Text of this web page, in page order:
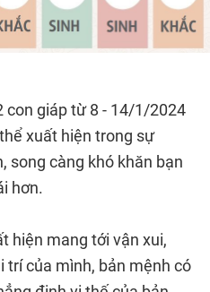
con giáp từ 8 - 14/1/2024
xuất hiện trong sự
song càng khó khăn bạn
hơn.
hiện mang tới vận xui,
trí của mình, bản mệnh có